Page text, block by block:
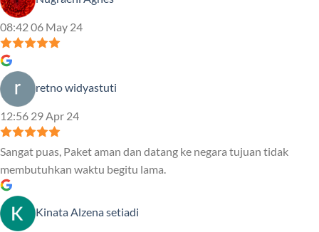
08:42 06 May 24
retno widyastuti
12:56 29 Apr 24
Sangat puas, Paket aman dan datang ke negara tujuan tidak
membutuhkan waktu begitu lama.
Kinata Alzena setiadi